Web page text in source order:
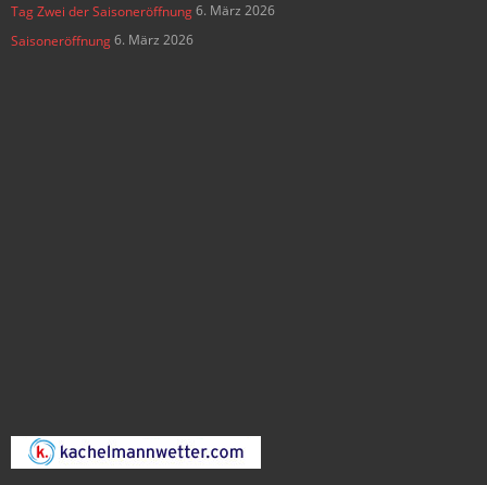
Tag Zwei der Saisoneröffnung6. März 2026
Saisoneröffnung6. März 2026